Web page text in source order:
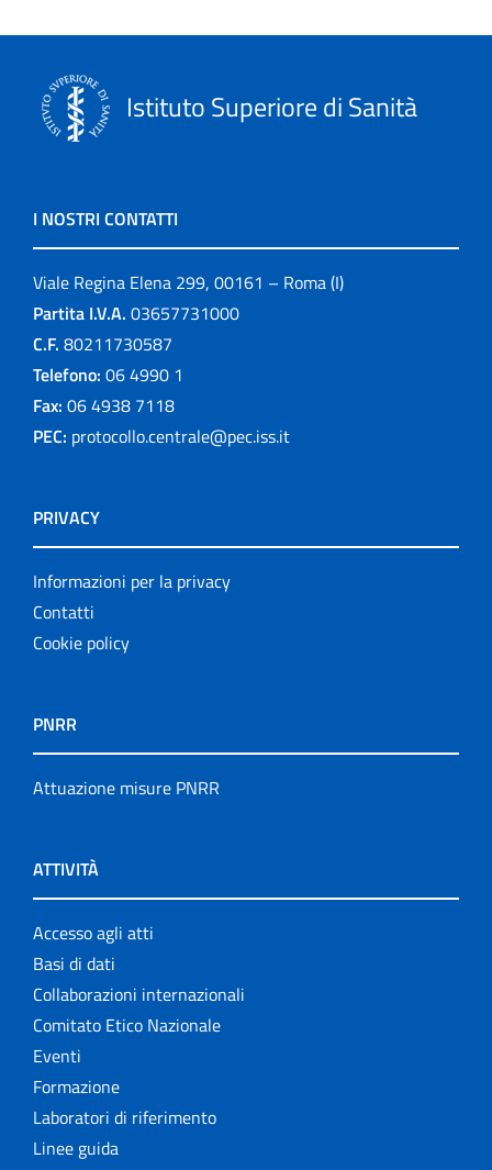
Istituto Superiore di Sanità
I NOSTRI CONTATTI
Viale Regina Elena 299, 00161 – Roma (I)
Partita I.V.A. 03657731000
C.F. 80211730587
Telefono: 06 4990 1
Fax: 06 4938 7118
PEC: protocollo.centrale@pec.iss.it
PRIVACY
Informazioni per la privacy
Contatti
Cookie policy
PNRR
Attuazione misure PNRR
ATTIVITÀ
Accesso agli atti
Basi di dati
Collaborazioni internazionali
Comitato Etico Nazionale
Eventi
Formazione
Laboratori di riferimento
Linee guida